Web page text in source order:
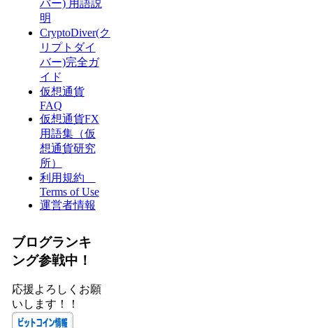
バー) 用語説
明
CryptoDiver(ク
リプトダイ
バー)完全ガ
イド
仮想通貨
FAQ
仮想通貨FX
用語集（仮
想通貨研究
所）
利用規約
Terms of Use
運営者情報
ブログランキ
ング参戦中！
応援よろしくお願
いします！！